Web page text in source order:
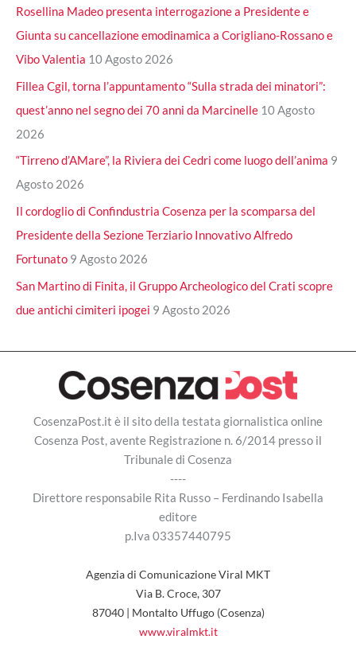
Rosellina Madeo presenta interrogazione a Presidente e
Giunta su cancellazione emodinamica a Corigliano-Rossano e
Vibo Valentia 10 Agosto 2026
Fillea Cgil, torna l’appuntamento “Sulla strada dei minatori”:
quest’anno nel segno dei 70 anni da Marcinelle 10 Agosto
2026
“Tirreno d’AMare”, la Riviera dei Cedri come luogo dell’anima 9
Agosto 2026
Il cordoglio di Confindustria Cosenza per la scomparsa del
Presidente della Sezione Terziario Innovativo Alfredo
Fortunato 9 Agosto 2026
San Martino di Finita, il Gruppo Archeologico del Crati scopre
due antichi cimiteri ipogei 9 Agosto 2026
CosenzaPost.it è il sito della testata giornalistica online
Cosenza Post, avente Registrazione n. 6/2014 presso il
Tribunale di Cosenza
----
Direttore responsabile Rita Russo – Ferdinando Isabella
editore
p.Iva 03357440795
Agenzia di Comunicazione Viral MKT
Via B. Croce, 307
87040 | Montalto Uffugo (Cosenza)
www.viralmkt.it